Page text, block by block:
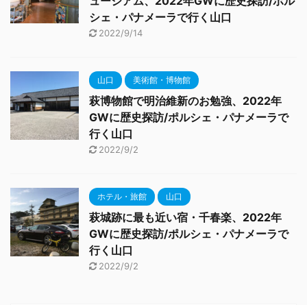
シェ・パナメーラで行く山口
2022/9/14
山口 美術館・博物館
萩博物館で明治維新のお勉強、2022年
GWに歴史探訪/ポルシェ・パナメーラで
行く山口
2022/9/2
ホテル・旅館 山口
萩城跡に最も近い宿・千春楽、2022年
GWに歴史探訪/ポルシェ・パナメーラで
行く山口
2022/9/2